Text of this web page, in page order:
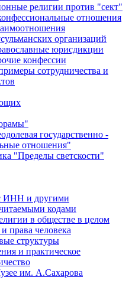
религии против "сект"
отношения
организаций
юрисдикции
конфессии
сотрудничества и
государственно -
отношения"
"Пределы светскости"
ИНН и другими
кодами
в обществе в целом
права человека
структуры
и практическое
им. А.Сахарова